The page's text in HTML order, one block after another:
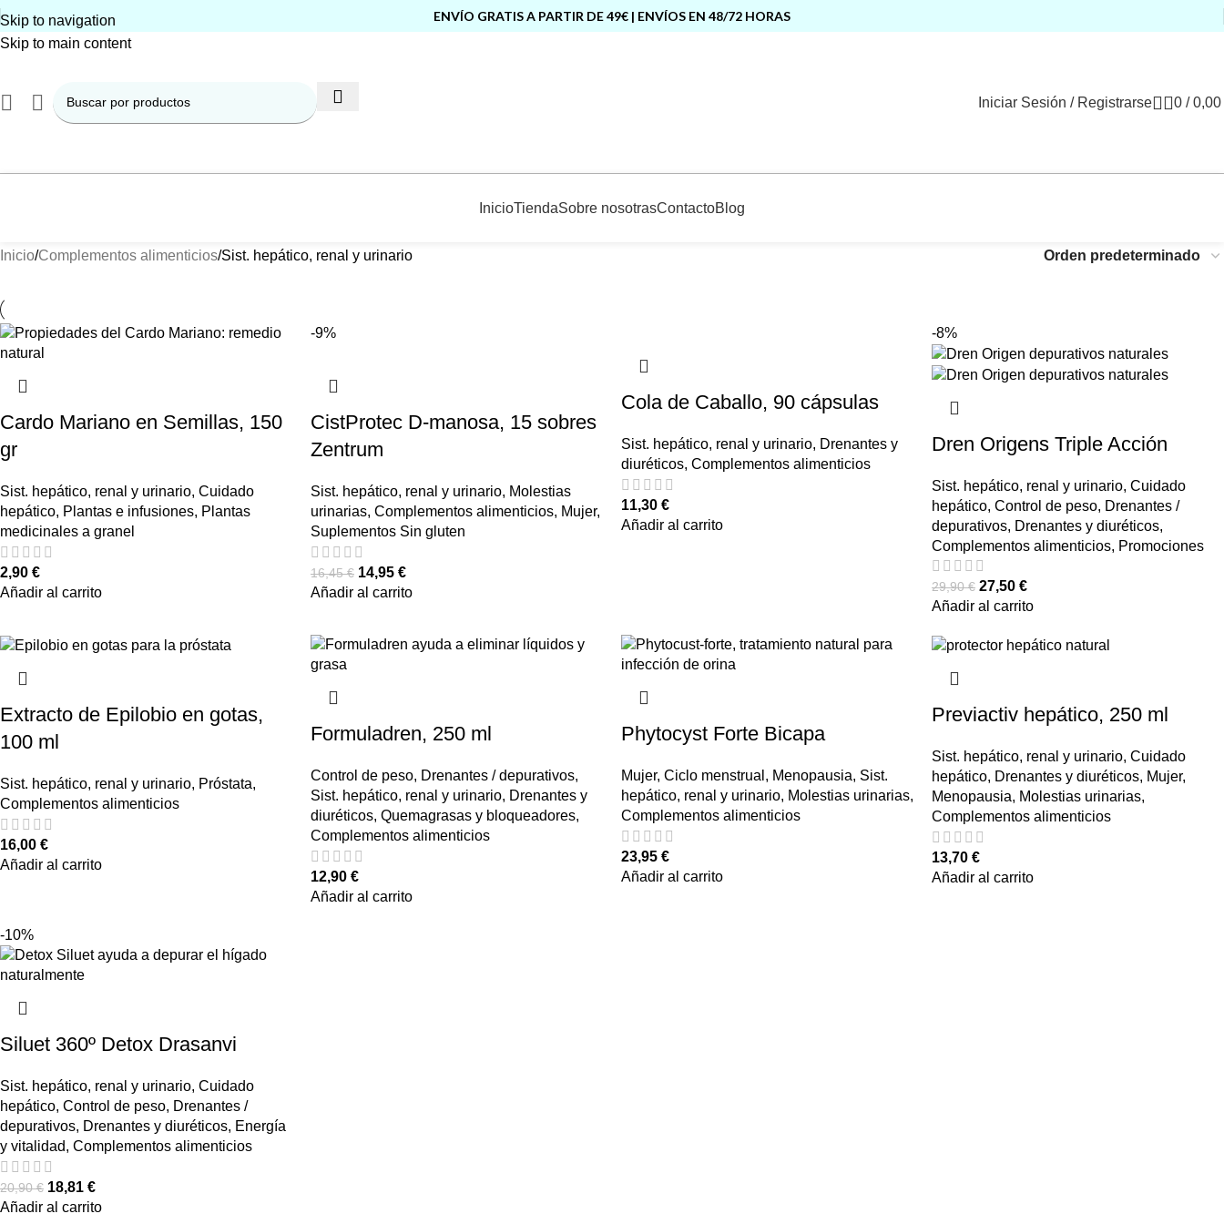
Skip to navigation
Skip to main content
ENVÍO GRATIS A PARTIR DE 49€ | ENVÍOS EN 48/72 HORAS
Iniciar Sesión / Registrarse 0 / 0,00
InicioTiendaSobre nosotrasContactoBlog
Inicio Complementos alimenticios Sist. hepático, renal y urinario
Cardo Mariano en Semillas, 150
gr
Sist. hepático, renal y urinario, Cuidado
hepático, Plantas e infusiones, Plantas
medicinales a granel
2,90 €
Añadir al carrito
-9%
CistProtec D-manosa, 15 sobres
Zentrum
Sist. hepático, renal y urinario, Molestias
urinarias, Complementos alimenticios, Mujer,
Suplementos Sin gluten
16,45€ 14,95 €
Añadir al carrito
Cola de Caballo, 90 cápsulas
Sist. hepático, renal y urinario, Drenantes y
diuréticos, Complementos alimenticios
11,30 €
Añadir al carrito
-8%
Dren Origens Triple Acción
Sist. hepático, renal y urinario, Cuidado
hepático, Control de peso, Drenantes /
depurativos, Drenantes y diuréticos,
Complementos alimenticios, Promociones
29,90€ 27,50 €
Añadir al carrito
Extracto de Epilobio en gotas,
100 ml
Sist. hepático, renal y urinario, Próstata,
Complementos alimenticios
16,00 €
Añadir al carrito
Formuladren, 250 ml
Control de peso, Drenantes / depurativos,
Sist. hepático, renal y urinario, Drenantes y
diuréticos, Quemagrasas y bloqueadores,
Complementos alimenticios
12,90 €
Añadir al carrito
Phytocyst Forte Bicapa
Mujer, Ciclo menstrual , Menopausia, Sist.
hepático, renal y urinario, Molestias urinarias,
Complementos alimenticios
23,95 €
Añadir al carrito
Previactiv hepático, 250 ml
Sist. hepático, renal y urinario, Cuidado
hepático, Drenantes y diuréticos, Mujer,
Menopausia, Molestias urinarias,
Complementos alimenticios
13,70 €
Añadir al carrito
-10%
Siluet 360º Detox Drasanvi
Sist. hepático, renal y urinario, Cuidado
hepático, Control de peso, Drenantes /
depurativos, Drenantes y diuréticos, Energía
y vitalidad, Complementos alimenticios
20,90€ 18,81 €
Añadir al carrito